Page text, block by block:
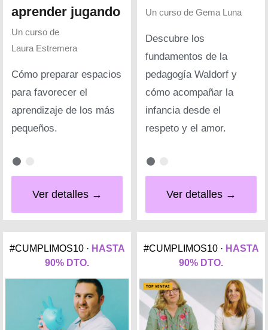
aprender jugando
Un curso de
Laura Estremera
Cómo preparar espacios
para favorecer el
aprendizaje de los más
pequeños.
Ver detalles →
Un curso de Gema Luna
Descubre los
fundamentos de la
pedagogía Waldorf y
cómo acompañar la
infancia desde el
respeto y el amor.
Ver detalles →
#CUMPLIMOS10 · HASTA
90% DTO.
#CUMPLIMOS10 · HASTA
90% DTO.